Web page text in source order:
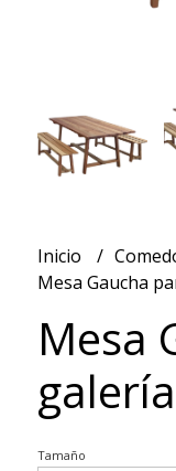
Inicio
Mesa Gaucha
Mesa
galería
Tamaño